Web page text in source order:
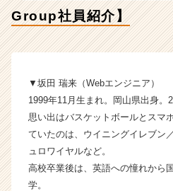
r
o
p
式
会
の
タ
ム
Group社員紹介】
▼坂田 瑞来（Webエンジニア）
1999年11月生まれ。岡山県出身。
思い出はバスケットボールとスマ
ていたのは、ウイニングイレブン
ュロワイヤルなど。
高校卒業後は、英語への憧れから
学。